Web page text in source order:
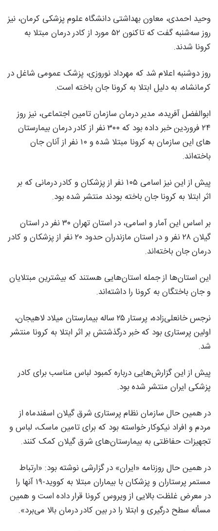
وحید احمدی، معاون بهداشتی دانشگاه علوم پزشکی کرمان، نیز
روز سه‌شنبه گفت که تاکنون ۵۲ مورد از کادر درمان مبتلا به
کرونا شدند.
روز دوشنبه اعلام شد که مهرداد نوروزی، پزشک عمومی شاغل در
کرمانشاه، به دلیل ابتلا به کرونا جان باخته است.
ابوالفضل آفریده، مدیر درمان سازمان تامین اجتماعی، نیز روز
۲۴ فروردین خبر داده بود که ۳۰۰ نفر از کادر درمان بیمارستان
های این سازمان به کرونا مبتلا شده و ۱۰ نفر از آنان جان
باخته‌اند.
پیش از این نیز اسامی ۱۰۵ نفر از پزشکان و کادر درمانی که بر
اثر ابتلا به کرونا جان باخته بودند منتشر شده بود.
بر اساس این آمار و اسامی، در استان تهران ۳۰ نفر در استان
گیلان ۲۸ نفر و در استان مازندران حدود ۲۰ نفر از پزشکان و کادر
درمان جان باخته‌اند.
این استان‌ها از جمله استان‌هایی هستند که بیشترین مبتلایان
و جان باختگان به کرونا را داشته‌اند.
نرجس خانعلی‌زاده، پرستار ۲۵ ساله بیمارستان میلاد لاهیجان،
اولین پرستاری بود که خبر درگذشتش بر اثر ابتلا به کرونا منتشر
شد.
پیش از این گزارش‌هایی درباره کمبود لباس مناسب برای کادر
پزشکی ایران منتشر شده بود.
در همین حال سازمان نظام پرستاری شرق گیلان اسفندماه از
مردم و افراد نیکوکار خواسته بود که برای تامین ماسک، لباس و
تجهیزات حفاظتی به بیمارستان‌های شرق گیلان کمک کنند.
در همین حال روزنامه «ایران» در گزارشی نوشته بود: «ارتباط
مستمر پرستاران و پزشکان با بیماران مبتلا به کووید-۱۹ آنها را
در معرض غلظت بالایی از ویروس کرونا قرار داده است و همین
مسأله سطح درگیری و ابتلا را در بین کادر درمان بالا می‌برد».